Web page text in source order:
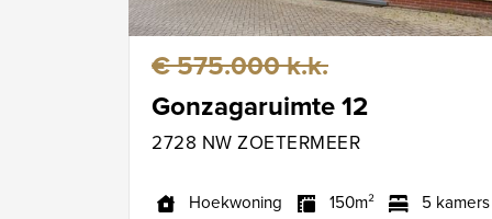
€ 575.000 k.k.
Gonzagaruimte 12
2728 NW ZOETERMEER
Hoekwoning 150m² 5 kamers